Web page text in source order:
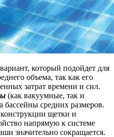
который подойдет для
объема, так как его
затрат времени и сил.
(как вакуумные, так и
бассейны средних размеров.
щетки и
напрямую к системе
значительно сокращается.